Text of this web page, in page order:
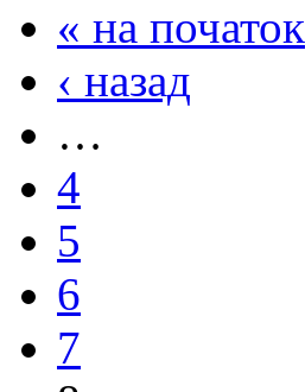
« на початок
‹ назад
…
4
5
6
7